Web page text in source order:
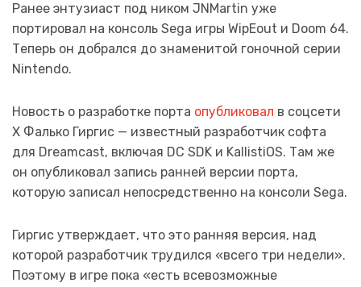
Ранее энтузиаст под ником JNMartin уже
портировал на консоль Sega игры WipEout и Doom 64.
Теперь он добрался до знаменитой гоночной серии
Nintendo.
Новость о разработке порта опубликовал в соцсети
X Фалько Гиргис — известный разработчик софта
для Dreamcast, включая DC SDK и KallistiOS. Там же
он опубликовал запись ранней версии порта,
которую записал непосредственно на консоли Sega.
Гиргис утверждает, что это ранняя версия, над
которой разработчик трудился «всего три недели».
Поэтому в игре пока «есть всевозможные